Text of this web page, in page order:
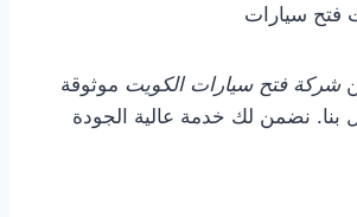
فتح سيارات
شركة فتح سيارات الكويت موثوقة
بنا. نضمن لك خدمة عالية الجودة